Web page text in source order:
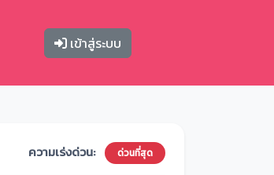
เข้าสู่ระบบ
ความเร่งด่วน: ด่วนที่สุด